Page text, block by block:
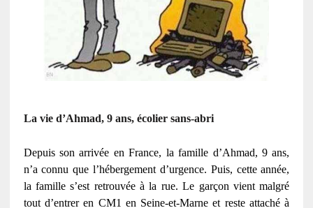
La vie d’Ahmad, 9 ans, écolier sans-abri
Depuis son arrivée en France, la famille d’Ahmad, 9 ans,
n’a connu que l’hébergement d’urgence. Puis, cette année,
la famille s’est retrouvée à la rue. Le garçon vient malgré
tout d’entrer en CM1 en Seine-et-Marne et reste attaché à